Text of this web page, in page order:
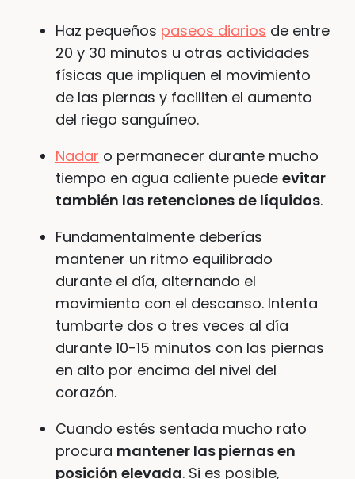
Haz pequeños paseos diarios de entre
20 y 30 minutos u otras actividades
físicas que impliquen el movimiento
de las piernas y faciliten el aumento
del riego sanguíneo.
Nadar o permanecer durante mucho
tiempo en agua caliente puede evitar
también las retenciones de líquidos.
Fundamentalmente deberías
mantener un ritmo equilibrado
durante el día, alternando el
movimiento con el descanso. Intenta
tumbarte dos o tres veces al día
durante 10-15 minutos con las piernas
en alto por encima del nivel del
corazón.
Cuando estés sentada mucho rato
procura mantener las piernas en
posición elevada. Si es posible,